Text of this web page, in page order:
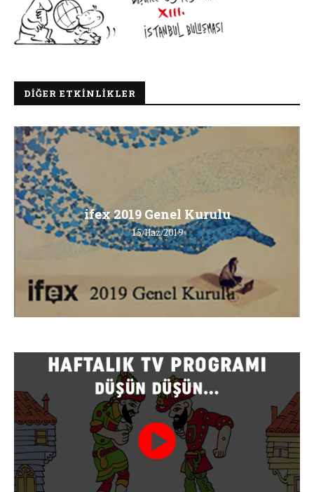
DIĞER ETKINLIKLER
ifex 2019 Genel Kurulu
15/Haz/2019